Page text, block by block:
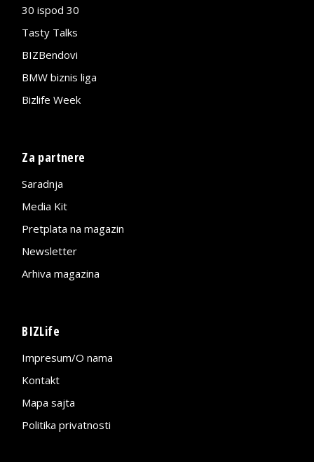
30 ispod 30
Tasty Talks
BIZBendovi
BMW biznis liga
Bizlife Week
Za partnere
Saradnja
Media Kit
Pretplata na magazin
Newsletter
Arhiva magazina
BIZLife
Impresum/O nama
Kontakt
Mapa sajta
Politika privatnosti